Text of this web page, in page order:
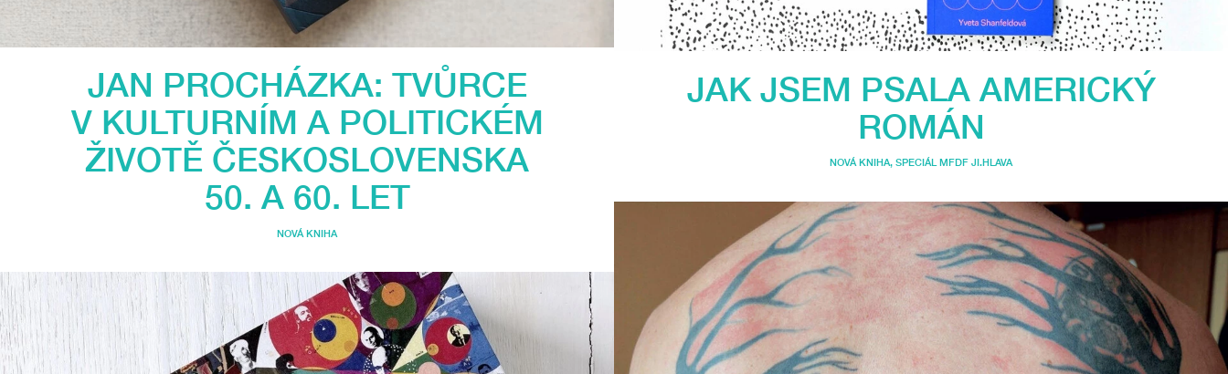
JAN PROCHÁZKA: TVŮRCE
V KULTURNÍM A POLITICKÉM
ŽIVOTĚ ČESKOSLOVENSKA
50. A 60. LET
NOVÁ KNIHA
JAK JSEM PSALA AMERICKÝ
ROMÁN
NOVÁ KNIHA, SPECIÁL MFDF JI.HLAVA